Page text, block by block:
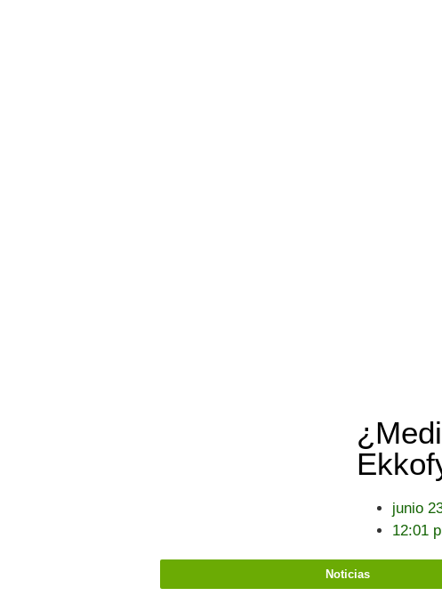
junio
12:01
Noticias